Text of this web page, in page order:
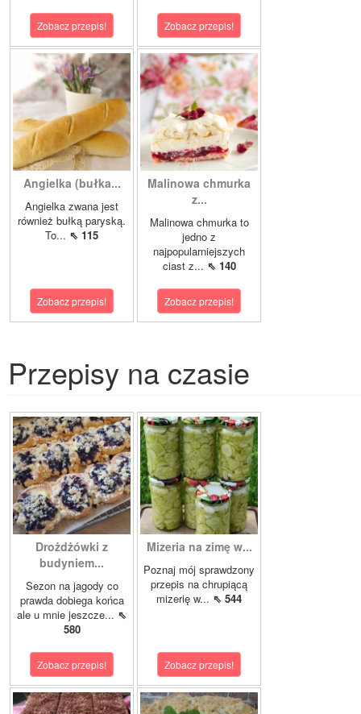
Zobacz przepis! Zobacz przepis!
Angielka (bułka...
Angielka zwana jest
również bułką paryską.
To... ⇖ 115
Zobacz przepis!
Malinowa chmurka
z...
Malinowa chmurka to
jedno z
najpopularniejszych
ciast z... ⇖ 140
Zobacz przepis!
Przepisy na czasie
Drożdżówki z
budyniem...
Sezon na jagody co
prawda dobiega końca
ale u mnie jeszcze... ⇖
580
Zobacz przepis!
Mizeria na zimę w...
Poznaj mój sprawdzony
przepis na chrupiącą
mizerię w... ⇖ 544
Zobacz przepis!